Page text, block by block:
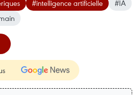
#intelligence artificielle
#IA